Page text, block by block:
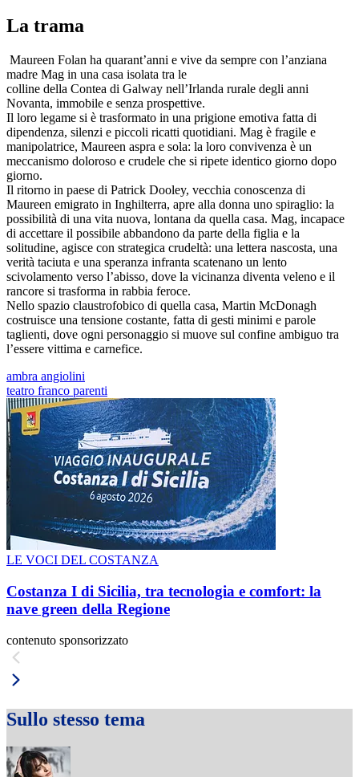
La trama
Maureen Folan ha quarant’anni e vive da sempre con l’anziana
madre Mag in una casa isolata tra le
colline della Contea di Galway nell’Irlanda rurale degli anni
Novanta, immobile e senza prospettive.
Il loro legame si è trasformato in una prigione emotiva fatta di
dipendenza, silenzi e piccoli ricatti quotidiani. Mag è fragile e
manipolatrice, Maureen aspra e sola: la loro convivenza è un
meccanismo doloroso e crudele che si ripete identico giorno dopo
giorno.
Il ritorno in paese di Patrick Dooley, vecchia conoscenza di
Maureen emigrato in Inghilterra, apre alla donna uno spiraglio: la
possibilità di una vita nuova, lontana da quella casa. Mag, incapace
di accettare il possibile abbandono da parte della figlia e la
solitudine, agisce con strategica crudeltà: una lettera nascosta, una
verità taciuta e una speranza infranta scatenano un lento
scivolamento verso l’abisso, dove la vicinanza diventa veleno e il
rancore si trasforma in rabbia feroce.
Nello spazio claustrofobico di quella casa, Martin McDonagh
costruisce una tensione costante, fatta di gesti minimi e parole
taglienti, dove ogni personaggio si muove sul confine ambiguo tra
l’essere vittima e carnefice.
ambra angiolini
teatro franco parenti
LE VOCI DEL COSTANZA
Costanza I di Sicilia, tra tecnologia e comfort: la
nave green della Regione
contenuto sponsorizzato
Sullo stesso tema